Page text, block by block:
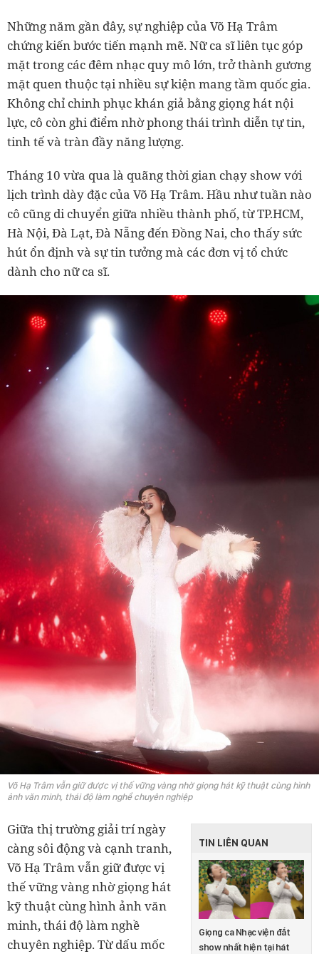
Những năm gần đây, sự nghiệp của Võ Hạ Trâm
chứng kiến bước tiến mạnh mẽ. Nữ ca sĩ liên tục góp
mặt trong các đêm nhạc quy mô lớn, trở thành gương
mặt quen thuộc tại nhiều sự kiện mang tầm quốc gia.
Không chỉ chinh phục khán giả bằng giọng hát nội
lực, cô còn ghi điểm nhờ phong thái trình diễn tự tin,
tinh tế và tràn đầy năng lượng.
Tháng 10 vừa qua là quãng thời gian chạy show với
lịch trình dày đặc của Võ Hạ Trâm. Hầu như tuần nào
cô cũng di chuyển giữa nhiều thành phố, từ TP.HCM,
Hà Nội, Đà Lạt, Đà Nẵng đến Đồng Nai, cho thấy sức
hút ổn định và sự tin tưởng mà các đơn vị tổ chức
dành cho nữ ca sĩ.
Võ Hạ Trâm vẫn giữ được vị thế vững vàng nhờ giọng hát kỹ thuật cùng hình
ảnh văn minh, thái độ làm nghề chuyên nghiệp
TIN LIÊN QUAN
Giọng ca Nhạc viện đắt
show nhất hiện tại hát
Giữa thị trường giải trí ngày
càng sôi động và cạnh tranh,
Võ Hạ Trâm vẫn giữ được vị
thế vững vàng nhờ giọng hát
kỹ thuật cùng hình ảnh văn
minh, thái độ làm nghề
chuyên nghiệp. Từ dấu mốc